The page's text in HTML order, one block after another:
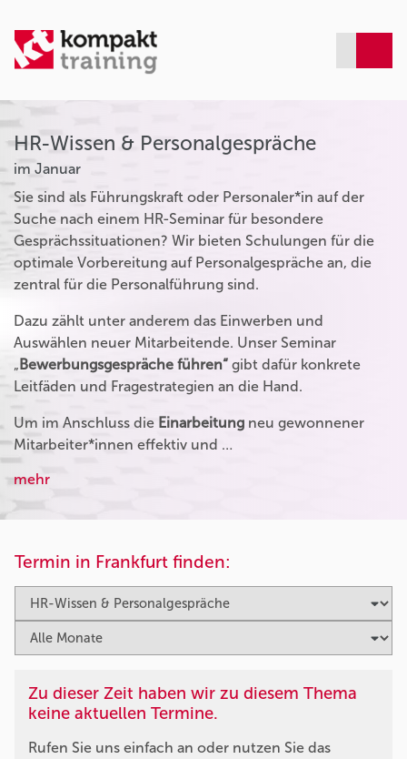
HR-Wissen & Personalgespräche
im Januar
Sie sind als Führungskraft oder Personaler*in auf der
Suche nach einem HR-Seminar für besondere
Gesprächssituationen? Wir bieten Schulungen für die
optimale Vorbereitung auf Personalgespräche an, die
zentral für die Personalführung sind.
Dazu zählt unter anderem das Einwerben und
Auswählen neuer Mitarbeitende. Unser Seminar
„Bewerbungsgespräche führen“ gibt dafür konkrete
Leitfäden und Fragestrategien an die Hand.
Um im Anschluss die Einarbeitung neu gewonnener
Mitarbeiter*innen effektiv und …
mehr
Termin in Frankfurt finden:
Zu dieser Zeit haben wir zu diesem Thema
keine aktuellen Termine.
Rufen Sie uns einfach an oder nutzen Sie das